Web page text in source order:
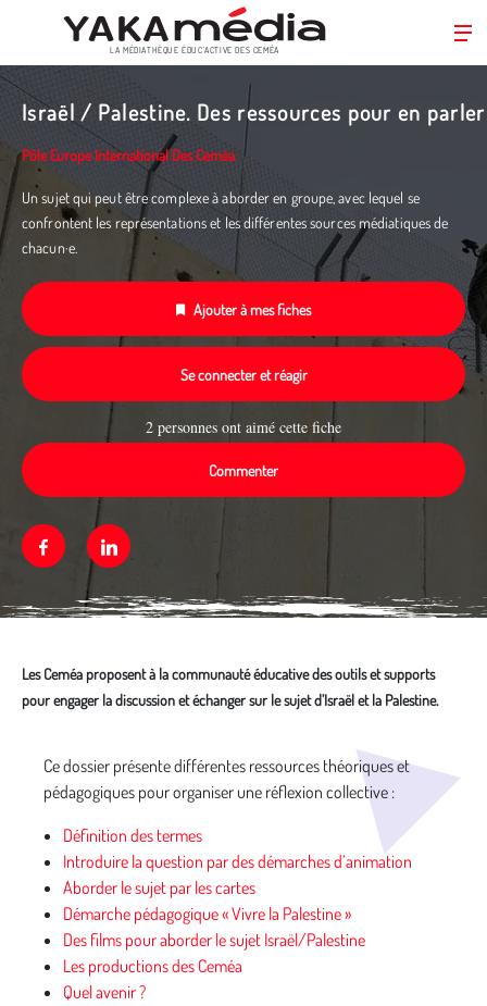
Aller
principal
LA MÉDIATHÈQUE ÉDUC’ACTIVE DES CEMÉA
Israël / Palestine. Des ressources pour en parler
Pôle Europe International Des Ceméa
Un sujet qui peut être complexe à aborder en groupe, avec lequel se
confrontent les représentations et les différentes sources médiatiques de
chacun·e.
Ajouter à mes fiches
Se connecter et réagir
2 personnes ont aimé cette fiche
Commenter
FacebookLinkedin
Les Ceméa proposent à la communauté éducative des outils et supports
pour engager la discussion et échanger sur le sujet d’Israël et la Palestine.
Ce dossier présente différentes ressources théoriques et
pédagogiques pour organiser une réflexion collective :
Définition des termes
Introduire la question par des démarches d’animation
Aborder le sujet par les cartes
Démarche pédagogique « Vivre la Palestine »
Des films pour aborder le sujet Israël/Palestine
Les productions des Ceméa
Quel avenir ?